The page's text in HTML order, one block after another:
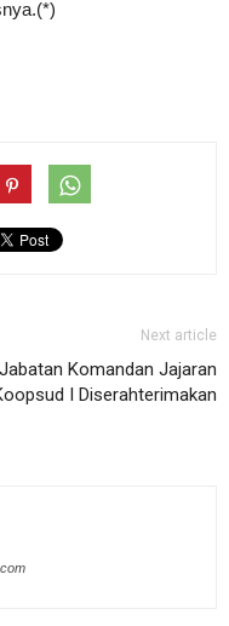
Next article
Komandan Jajaran
I Diserahterimakan